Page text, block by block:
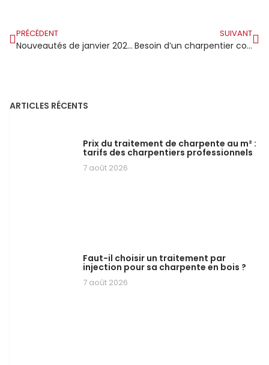
PRÉCÉDENT
Nouveautés de janvier 2025 : L’Éco Maison en Bois, une tendance durable et innovante
SUIVANT
Besoin d’un charpentier couvreur à Boulogne-Billancourt ?
ARTICLES RÉCENTS
Prix du traitement de charpente au m² :
tarifs des charpentiers professionnels
7 août 2026
Faut-il choisir un traitement par
injection pour sa charpente en bois ?
7 août 2026